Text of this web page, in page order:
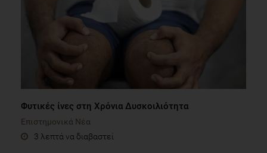
Φυτικές ίνες στη Χρόνια Δυσκοιλιότητα
Επιστημονικά Νέα
3 λεπτά να διαβαστεί